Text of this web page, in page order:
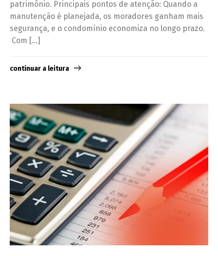
patrimônio. Principais pontos de atenção: Quando a
manutenção é planejada, os moradores ganham mais
segurança, e o condomínio economiza no longo prazo.
Com […]
continuar a leitura